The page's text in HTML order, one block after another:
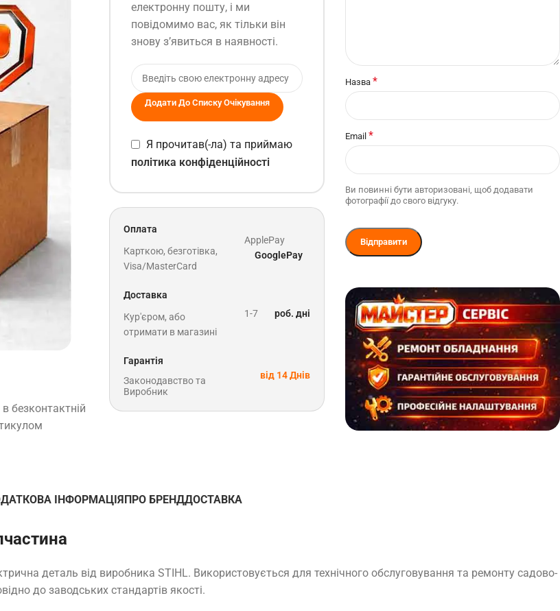
безконтактній
електронну пошту, і ми
повідомимо вас, як тільки він
знову з’явиться в наявності.
Додати До Списку Очікування
Я прочитав(-ла) та приймаю
політика конфіденційності
Оплата
Карткою, безготівка,
Visa/MasterCard
ApplePay
GooglePay
Доставка
Кур'єром, або
отримати в магазині
1-7 роб. дні
Гарантія
Законодавство та
Виробник
від 14 Днів
Назва *
Email *
Ви повинні бути авторизовані, щоб додавати
фотографії до свого відгуку.
ІНФОРМАЦІЯПРО БРЕНДДОСТАВКА
деталь від виробника STIHL. Використовується для технічного обслуговування та ремонту садово-
до заводських стандартів якості.